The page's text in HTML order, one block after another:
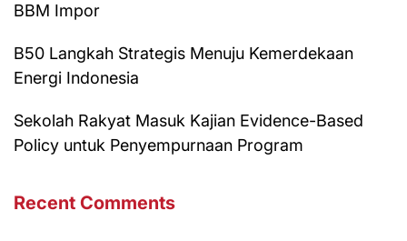
BBM Impor
B50 Langkah Strategis Menuju Kemerdekaan
Energi Indonesia
Sekolah Rakyat Masuk Kajian Evidence-Based
Policy untuk Penyempurnaan Program
Recent Comments